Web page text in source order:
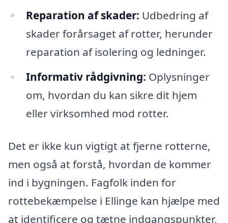
Reparation af skader: Udbedring af
skader forårsaget af rotter, herunder
reparation af isolering og ledninger.
Informativ rådgivning: Oplysninger
om, hvordan du kan sikre dit hjem
eller virksomhed mod rotter.
Det er ikke kun vigtigt at fjerne rotterne,
men også at forstå, hvordan de kommer
ind i bygningen. Fagfolk inden for
rottebekæmpelse i Ellinge kan hjælpe med
at identificere og tætne indgangspunkter,